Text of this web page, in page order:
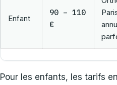
Enfant
90 – 110
€
Pour les enfants, les tarifs